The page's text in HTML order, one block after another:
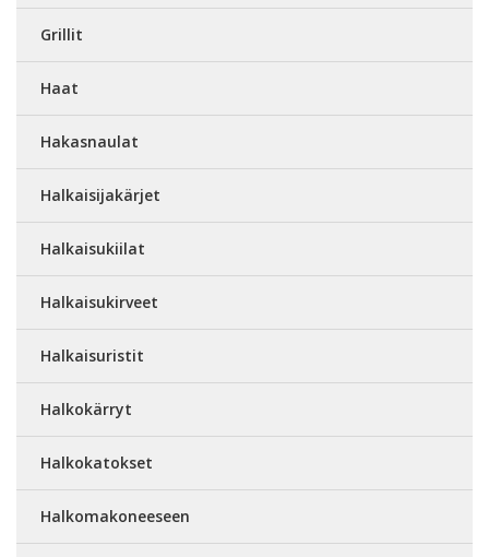
Grillit
Haat
Hakasnaulat
Halkaisijakärjet
Halkaisukiilat
Halkaisukirveet
Halkaisuristit
Halkokärryt
Halkokatokset
Halkomakoneeseen